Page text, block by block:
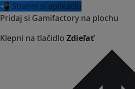
📲 Stiahni si aplikáciu
Pridaj si Gamifactory na plochu
Klepni na tlačidlo Zdieľať